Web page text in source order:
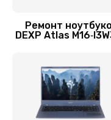
Замена HDD
Ремонт
DEXP Atlas